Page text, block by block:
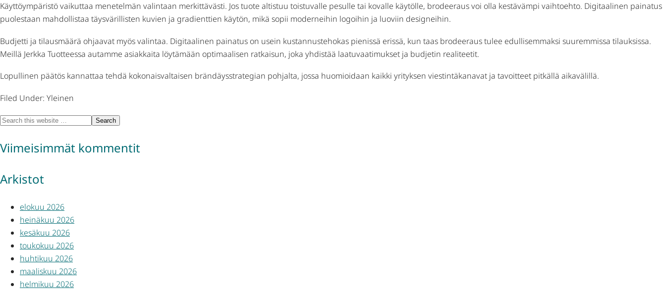
Käyttöympäristö vaikuttaa menetelmän valintaan merkittävästi. Jos tuote altistuu toistuvalle pesulle tai kovalle käytölle, brodeeraus voi olla kestävämpi vaihtoehto. Digitaalinen painatus
puolestaan mahdollistaa täysvärillisten kuvien ja gradienttien käytön, mikä sopii moderneihin logoihin ja luoviin designeihin.
Budjetti ja tilausmäärä ohjaavat myös valintaa. Digitaalinen painatus on usein kustannustehokas pienissä erissä, kun taas brodeeraus tulee edullisemmaksi suuremmissa tilauksissa.
Meillä Jerkka Tuotteessa autamme asiakkaita löytämään optimaalisen ratkaisun, joka yhdistää laatuvaatimukset ja budjetin realiteetit.
Lopullinen päätös kannattaa tehdä kokonaisvaltaisen brändäysstrategian pohjalta, jossa huomioidaan kaikki yrityksen viestintäkanavat ja tavoitteet pitkällä aikavälillä.
Filed Under: Yleinen
Viimeisimmät kommentit
Arkistot
elokuu 2026
heinäkuu 2026
kesäkuu 2026
toukokuu 2026
huhtikuu 2026
maaliskuu 2026
helmikuu 2026